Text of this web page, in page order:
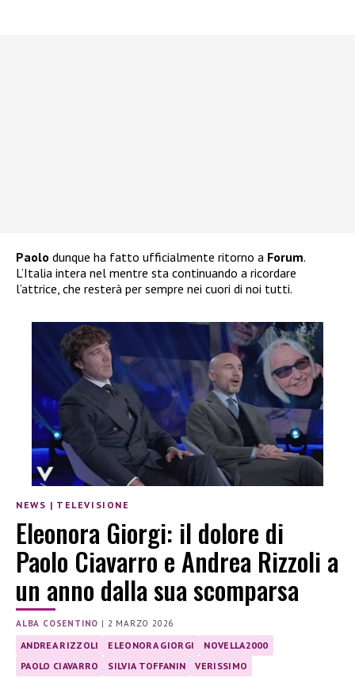
Paolo dunque ha fatto ufficialmente ritorno a Forum.
L’Italia intera nel mentre sta continuando a ricordare
l’attrice, che resterà per sempre nei cuori di noi tutti.
NEWS | TELEVISIONE
Eleonora Giorgi: il dolore di
Paolo Ciavarro e Andrea Rizzoli a
un anno dalla sua scomparsa
ALBA COSENTINO | 2 MARZO 2026
ANDREA RIZZOLI ELEONORA GIORGI
NOVELLA2000
PAOLO CIAVARRO
SILVIA TOFFANIN VERISSIMO